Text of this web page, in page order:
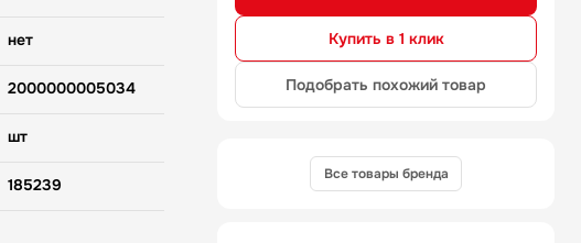
нет
2000000005034
шт
185239
Купить в 1 клик
Подобрать похожий товар
Все товары бренда